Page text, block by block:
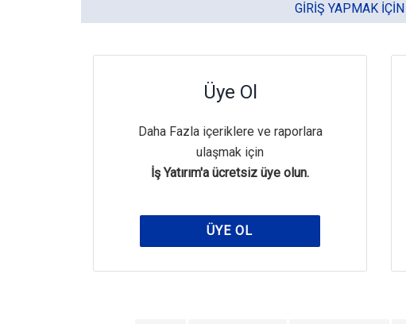
GIRIŞ YAPMAK
Üye Ol
Daha Fazla içeriklere ve raporlara
ulaşmak için
İş Yatırım'a ücretsiz üye olun.
ÜYE OL